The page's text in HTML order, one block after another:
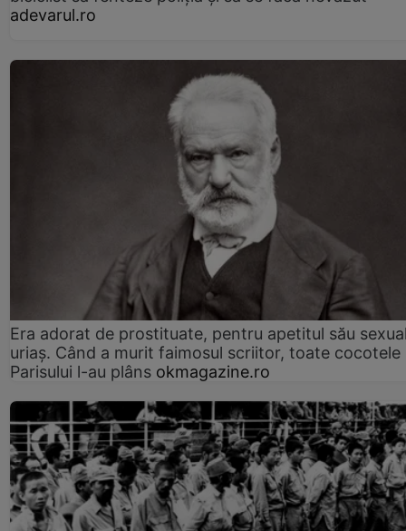
adevarul.ro
Era adorat de prostituate, pentru apetitul său
uriaș. Când a murit faimosul scriitor, toate cocotele
Parisului l-au plâns okmagazine.ro